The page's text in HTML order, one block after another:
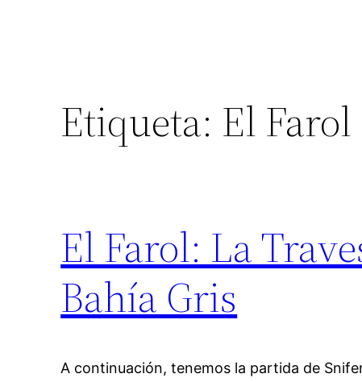
Etiqueta: El Farol
El Farol: La
Bahía Gris
A continuación, tenemos la partida de